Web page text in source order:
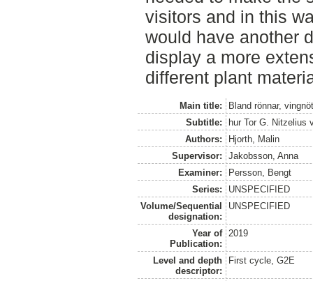
visitors and in this
would have another
display a more
different plant
Main title:
Bland rönnar,
Subtitle:
hur Tor G. Nitzelius
Authors:
Hjorth, Malin
Supervisor:
Jakobsson, Anna
Examiner:
Persson, Bengt
Series:
UNSPECIFIED
Volume/Sequential
designation:
UNSPECIFIED
Year of
Publication:
2019
Level and depth
descriptor:
First cycle, G2E